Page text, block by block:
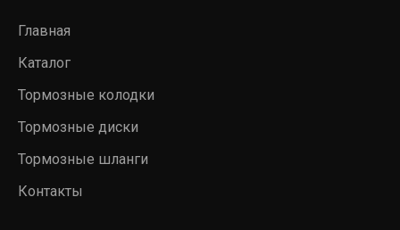
Главная
Каталог
Тормозные колодки
Тормозные диски
Тормозные шланги
Контакты